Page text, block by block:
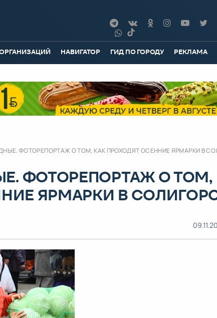
НАВИГАТОР ГИД ПО ГОРОДУ РЕКЛАМА
ФОТОРЕПОРТАЖ О ТОМ, КАК ПРОХОДЯТ ОСЕННИЕ ЯРМАРКИ В
ФОТОРЕПОРТАЖ О ТОМ,
ЯРМАРКИ В